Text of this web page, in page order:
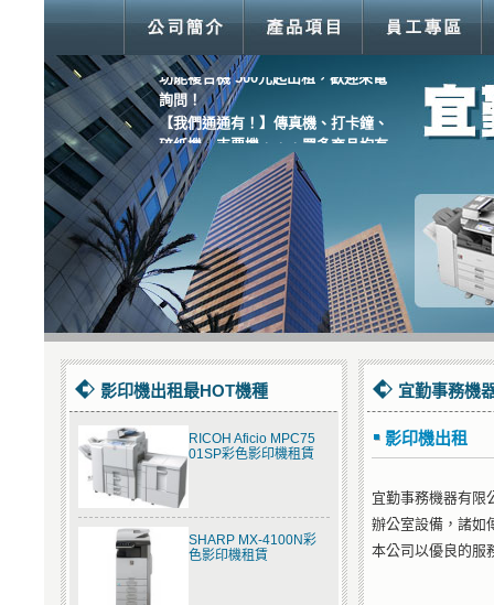
【超優惠價！】Fuji Xerox M355df多
功能複合機 500元起出租，歡迎來電
詢問！
【我們通通有！】傳真機、打卡鐘、
碎紙機、支票機．．．眾多商品均有
服務！
影印機出租最HOT機種
RICOH Aficio MPC75
01SP彩色影印機租賃
SHARP MX-4100N彩
色影印機租賃
宜勤事務機
影印機出租
宜勤事務機器有限
辦公室設備，諸如
本公司以優良的服